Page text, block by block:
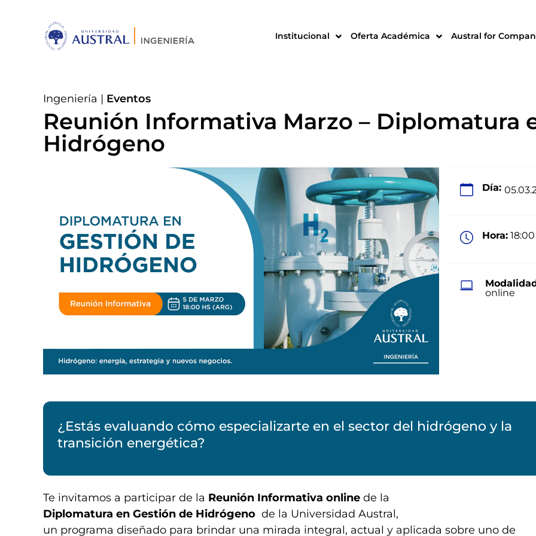
Institucional Oferta Académica Austral for
Ingeniería | Eventos
Reunión Informativa Marzo – Diplomatura
Hidrógeno
Día:
Hora:
online
¿Estás evaluando cómo especializarte en el sector del hidrógeno y la
transición energética?
Te invitamos a participar de la Reunión Informativa online de la
Diplomatura en Gestión de Hidrógeno de la Universidad Austral,
un programa diseñado para brindar una mirada integral, actual y aplicada sobre uno de